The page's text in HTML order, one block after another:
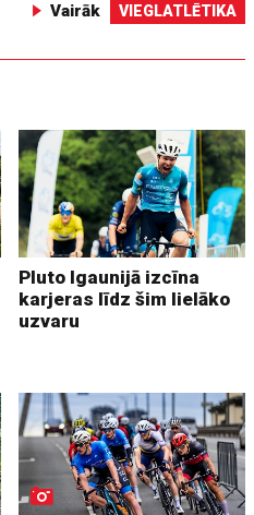
Vairāk VIEGLATLĒTIKA
Pluto Igaunijā izcīna
karjeras līdz šim lielāko
uzvaru